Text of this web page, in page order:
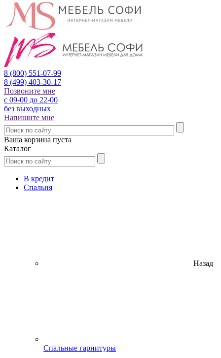
8 (800) 551-07-99
8 (499) 403-30-17
Позвоните мне
с 09-00 до 22-00
без выходных
Напишите мне
Ваша корзина пуста
Каталог
В кредит
Спальня
Назад
Спальные гарнитуры